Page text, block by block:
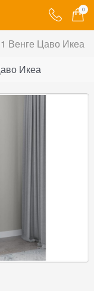
0
Венге Цаво Икеа
Икеа